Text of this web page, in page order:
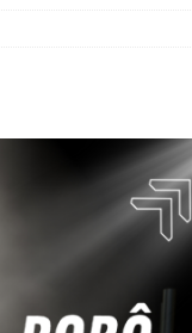
tempo
do